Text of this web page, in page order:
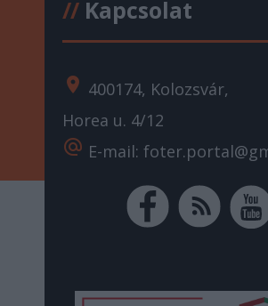
//Kapcsolat
location_on 400174, Kolozsvár,
Horea u. 4/12
alternate_email E-mail: